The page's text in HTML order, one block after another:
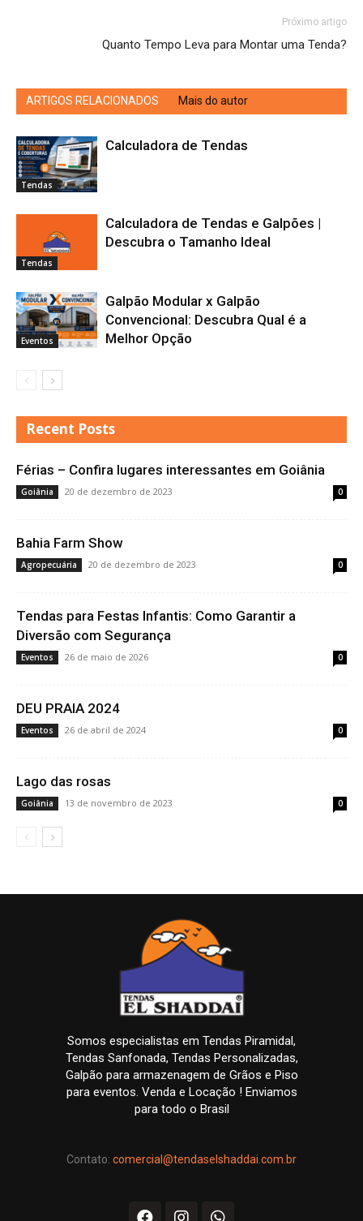
Próximo artigo
Quanto Tempo Leva para Montar uma Tenda?
ARTIGOS RELACIONADOS Mais do autor
Tendas
Calculadora de Tendas
Tendas
Calculadora de Tendas e Galpões |
Descubra o Tamanho Ideal
Eventos
Galpão Modular x Galpão
Convencional: Descubra Qual é a
Melhor Opção
Recent Posts
Férias – Confira lugares interessantes em Goiânia
Goiânia 20 de dezembro de 2023 0
Bahia Farm Show
Agropecuária 20 de dezembro de 2023 0
Tendas para Festas Infantis: Como Garantir a
Diversão com Segurança
Eventos 26 de maio de 2026 0
DEU PRAIA 2024
Eventos 26 de abril de 2024 0
Lago das rosas
Goiânia 13 de novembro de 2023 0
Somos especialistas em Tendas Piramidal,
Tendas Sanfonada, Tendas Personalizadas,
Galpão para armazenagem de Grãos e Piso
para eventos. Venda e Locação ! Enviamos
para todo o Brasil
Contato: comercial@tendaselshaddai.com.br